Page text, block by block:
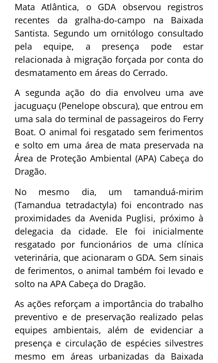
Mata Atlântica, o GDA observou registros
recentes da gralha-do-campo na Baixada
Santista. Segundo um ornitólogo consultado
pela equipe, a presença pode estar
relacionada à migração forçada por conta do
desmatamento em áreas do Cerrado.
A segunda ação do dia envolveu uma ave
jacuguaçu (Penelope obscura), que entrou em
uma sala do terminal de passageiros do Ferry
Boat. O animal foi resgatado sem ferimentos
e solto em uma área de mata preservada na
Área de Proteção Ambiental (APA) Cabeça do
Dragão.
No mesmo dia, um tamanduá-mirim
(Tamandua tetradactyla) foi encontrado nas
proximidades da Avenida Puglisi, próximo à
delegacia da cidade. Ele foi inicialmente
resgatado por funcionários de uma clínica
veterinária, que acionaram o GDA. Sem sinais
de ferimentos, o animal também foi levado e
solto na APA Cabeça do Dragão.
As ações reforçam a importância do trabalho
preventivo e de preservação realizado pelas
equipes ambientais, além de evidenciar a
presença e circulação de espécies silvestres
mesmo em áreas urbanizadas da Baixada